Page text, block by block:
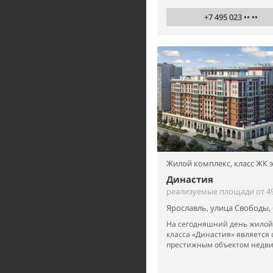
+7 495 023 •• ••
Жилой комплекс, класс ЖК
Династия
реализуемые площади от
Ярославль, улица Свободы,
На сегодняшний день
класса «Династия»
престижным объектом